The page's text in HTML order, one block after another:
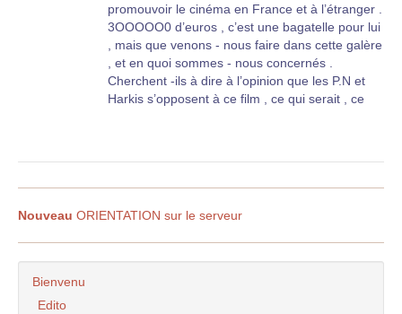
promouvoir le cinéma en France et à l’étranger .
3OOOOO0 d’euros , c’est une bagatelle pour lui
, mais que venons - nous faire dans cette galère
, et en quoi sommes - nous concernés .
Cherchent -ils à dire à l’opinion que les P.N et
Harkis s’opposent à ce film , ce qui serait , ce
colonialisme, fut un mauvais systéme etc... etc
Dans tous les cas , nous demandons non pas le
droit à la différence trop souvent ciblée , mais à
Nouveau ORIENTATION sur le serveur
Bienvenu
Edito